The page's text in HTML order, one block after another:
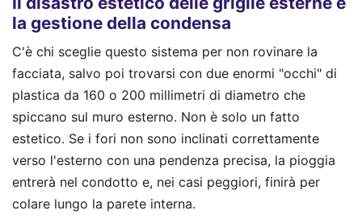
la gestione della condensa
C'è chi sceglie questo sistema per non rovinare la
facciata, salvo poi trovarsi con due enormi "occhi" di
plastica da 160 o 200 millimetri di diametro che
spiccano sul muro esterno. Non è solo un fatto
estetico. Se i fori non sono inclinati correttamente
verso l'esterno con una pendenza precisa, la pioggia
entrerà nel condotto e, nei casi peggiori, finirà per
colare lungo la parete interna.